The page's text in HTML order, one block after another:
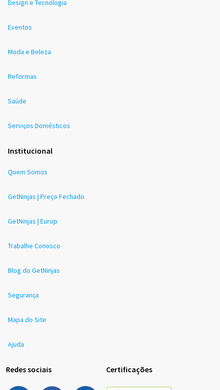
Design e Tecnologia
Eventos
Moda e Beleza
Reformas
Saúde
Serviços Domésticos
Institucional
Quem Somos
GetNinjas | Preço Fechado
GetNinjas | Europ
Trabalhe Conosco
Blog do GetNinjas
Segurança
Mapa do Site
Ajuda
Redes sociais Certificações